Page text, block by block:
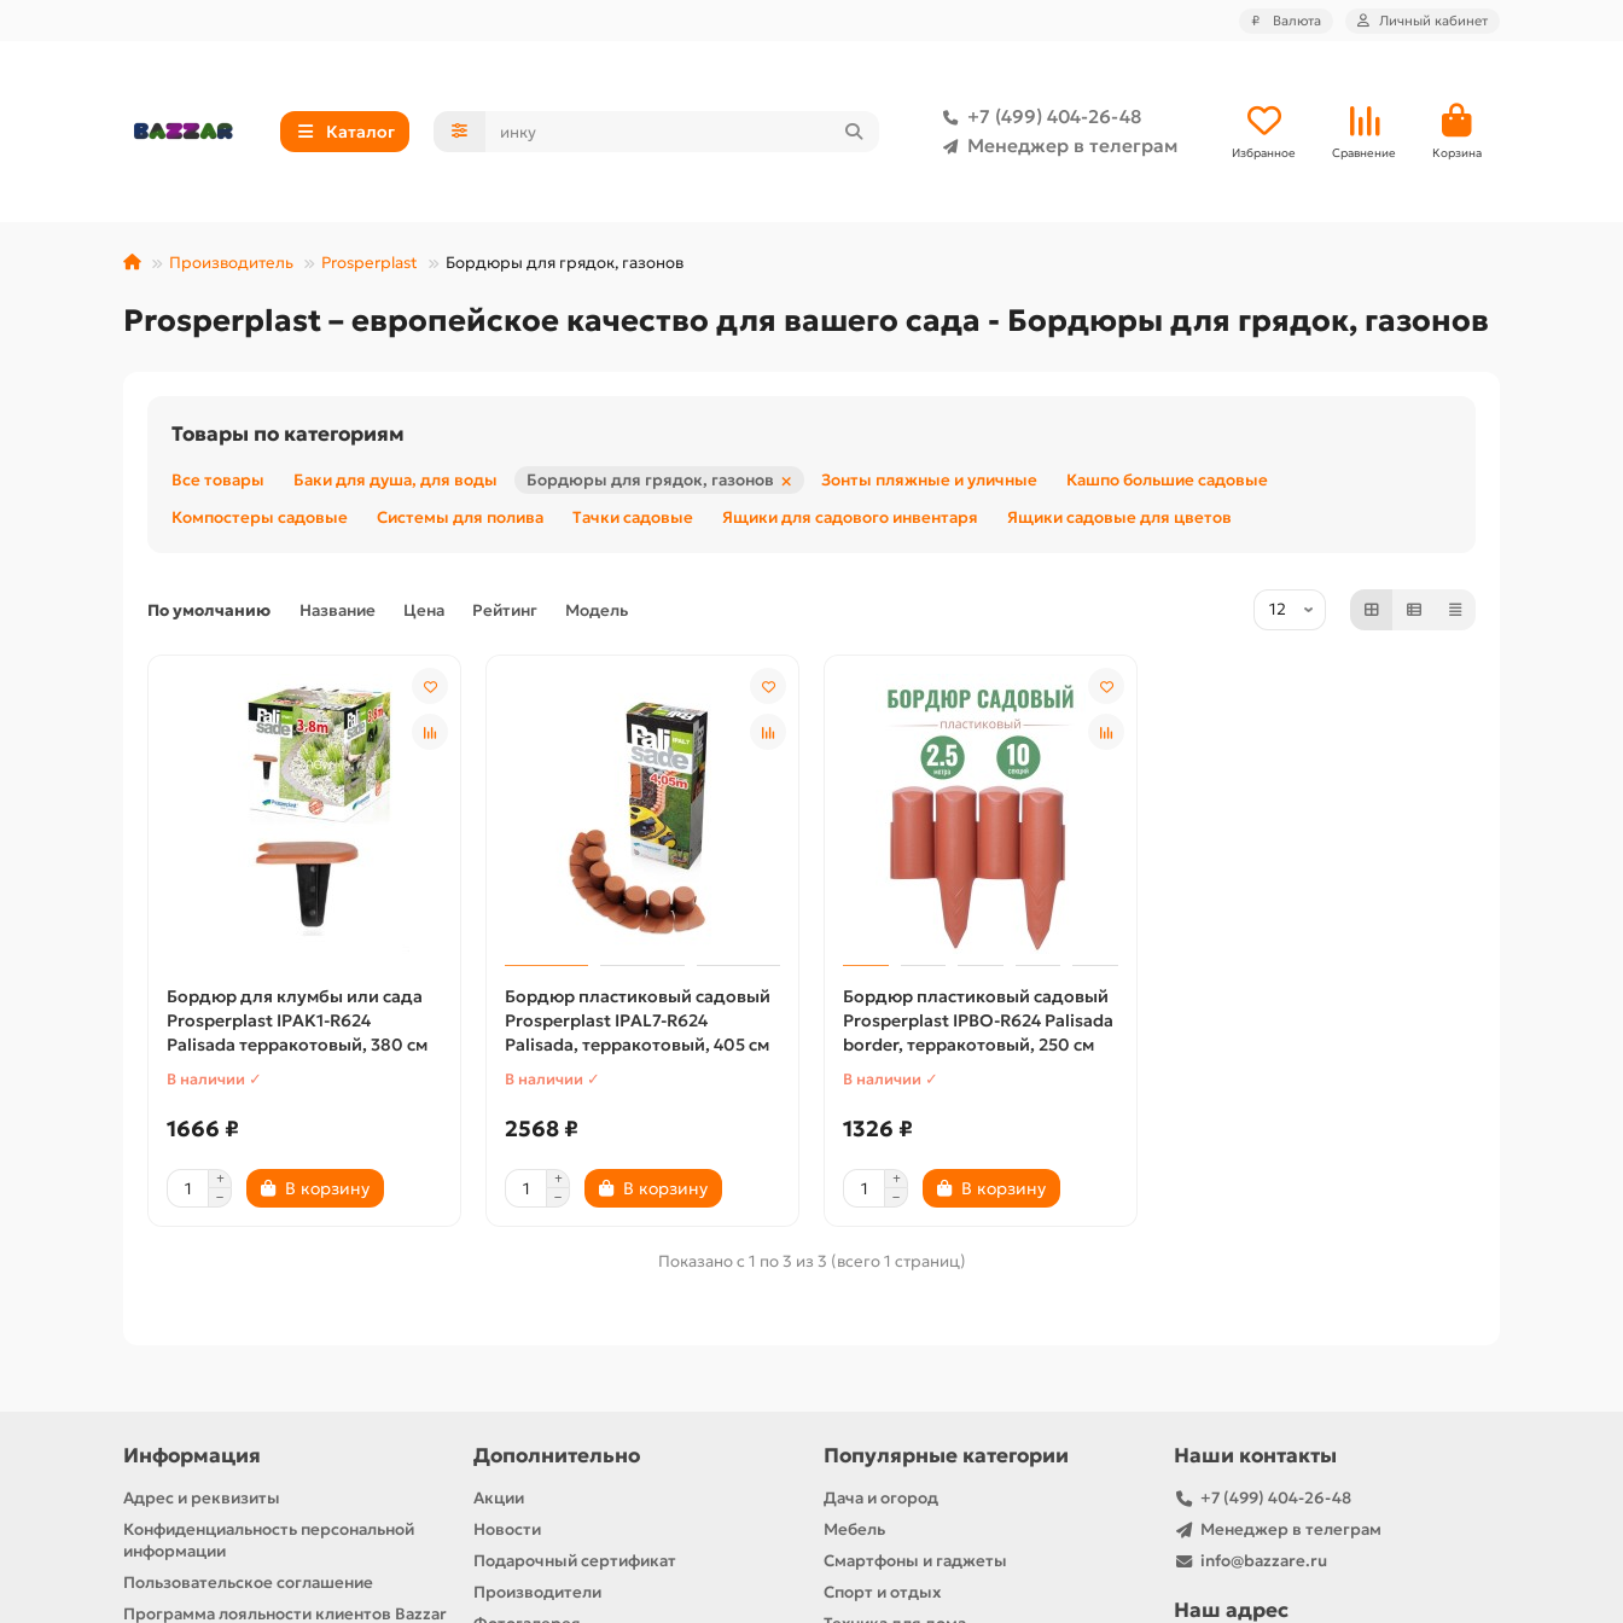
₽ Валюта Личный кабинет
Каталог
+7 (499) 404-26-48
Менеджер в телеграм
Избранное Сравнение Корзина
Производитель Prosperplast Бордюры для грядок, газонов
Prosperplast – европейское качество для вашего сада - Бордюры для грядок, газонов
Товары по категориям
Все товары Баки для душа, для воды Бордюры для грядок, газонов × Зонты пляжные и уличные
Кашпо большие садовые
Компостеры садовые
Системы для полива Тачки садовые Ящики для садового инвентаря Ящики садовые для цветов
По умолчанию Название Цена Рейтинг Модель
Бордюр для клумбы или сада
Prosperplast IPAK1-R624
Palisada терракотовый, 380 см
В наличии ✓
1666 ₽
В корзину
Бордюр пластиковый садовый
Prosperplast IPAL7-R624
Palisada, терракотовый, 405 см
В наличии ✓
2568 ₽
В корзину
Бордюр пластиковый садовый
Prosperplast IPBO-R624 Palisada
border, терракотовый, 250 см
В наличии ✓
1326 ₽
В корзину
Показано с 1 по 3 из 3 (всего 1 страниц)
Информация
Адрес и реквизиты
Конфиденциальность персональной
информации
Пользовательское соглашение
Программа лояльности клиентов Bazzar
Дополнительно
Акции
Новости
Подарочный сертификат
Производители
Популярные категории
Дача и огород
Мебель
Смартфоны и гаджеты
Спорт и отдых
Наши контакты
+7 (499) 404-26-48
Менеджер в телеграм
info@bazzare.ru
Наш адрес